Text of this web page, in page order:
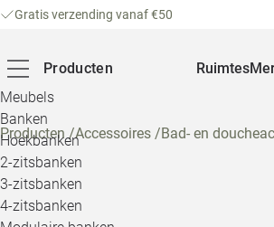
Gratis verzending vanaf €50
Producten
Meubels
Banken
Hoekbanken
2-zitsbanken
3-zitsbanken
4-zitsbanken
Ruimtes
Producten/Accessoires /Bad- en